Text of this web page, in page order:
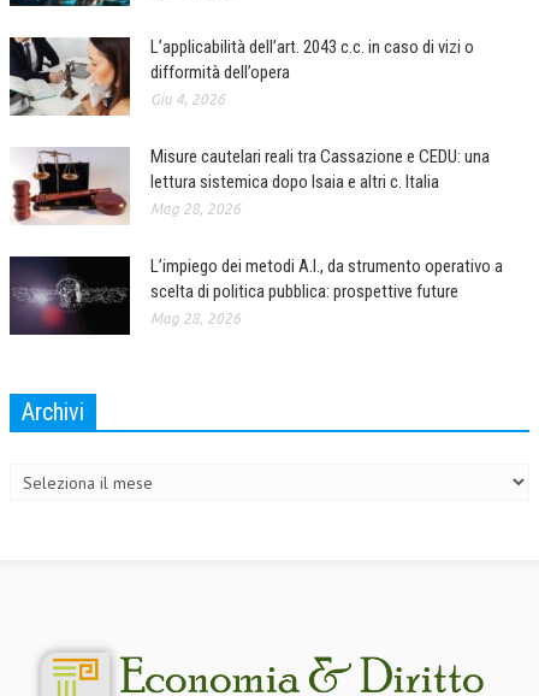
L’applicabilità dell’art. 2043 c.c. in caso di vizi o
difformità dell’opera
Giu 4, 2026
Misure cautelari reali tra Cassazione e CEDU: una
lettura sistemica dopo Isaia e altri c. Italia
Mag 28, 2026
L’impiego dei metodi A.I., da strumento operativo a
scelta di politica pubblica: prospettive future
Mag 28, 2026
Archivi